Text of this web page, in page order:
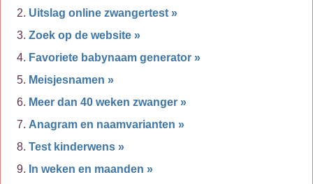
Uitslag online zwangertest »
Zoek op de website »
Favoriete babynaam generator »
Meisjesnamen »
Meer dan 40 weken zwanger »
Anagram en naamvarianten »
Test kinderwens »
In weken en maanden »